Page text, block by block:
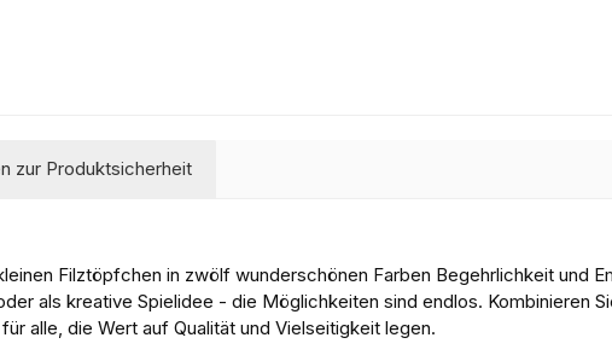
zur Produktsicherheit
Filztöpfchen in zwölf wunderschönen Farben Begehrlichkeit und
als kreative Spielidee - die Möglichkeiten sind endlos. Kombinieren
alle, die Wert auf Qualität und Vielseitigkeit legen.